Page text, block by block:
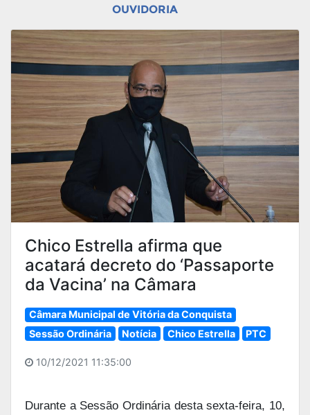
OUVIDORIA
Chico Estrella afirma que
acatará decreto do ‘Passaporte
da Vacina’ na Câmara
Câmara Municipal de Vitória da Conquista
Sessão Ordinária
Notícia Chico Estrella PTC
10/12/2021 11:35:00
Durante a Sessão Ordinária desta sexta-feira, 10,